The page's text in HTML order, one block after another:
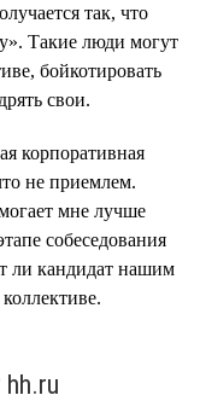
так, что
Такие люди могут
бойкотировать
свои.
корпоративная
не приемлем.
мне лучше
собеседования
ли кандидат нашим
hh.ru